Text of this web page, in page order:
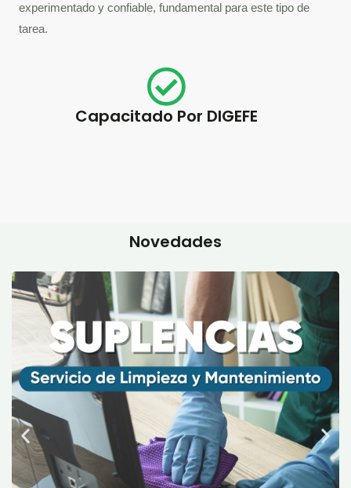
experimentado y confiable, fundamental para este tipo de
tarea.
Capacitado Por DIGEFE
Novedades